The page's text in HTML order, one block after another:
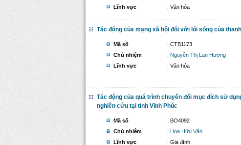
Lĩnh vực
: Văn hóa
Tác động của mạng xã hội đối với lối sống của
Mã số
: CTB1173
Chủ nhiệm
: Nguyễn Thị Lan Hương
Lĩnh vực
: Văn hóa
Tác động của quá trình chuyển đổi mục đích sử
nghiên cứu tại tỉnh Vĩnh Phúc
Mã số
: BO4092
Chủ nhiệm
: Hoa Hữu Vân
Lĩnh vực
: Gia đình